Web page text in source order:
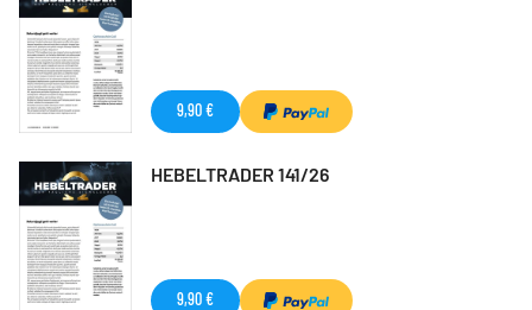
9,90 €
HEBELTRADER 141/26
9,90 €